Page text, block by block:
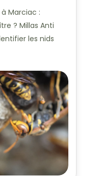
Marciac :
? Millas Anti
les nids